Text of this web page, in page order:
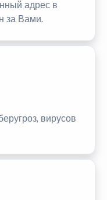
адрес в
за Вами.
вирусов